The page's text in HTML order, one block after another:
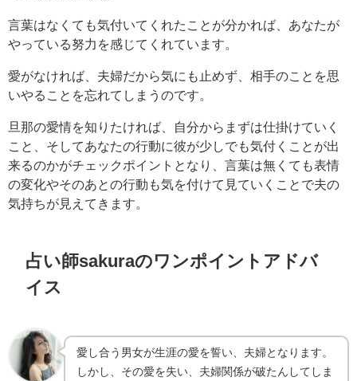
言葉はなくても気付いてくれたことが分かれば、あなたが
やっている努力を感じてくれています。
愛がなければ、夫婦だから気にも止めず、相手のことを思
いやることを忘れてしまうのです。
旦那の愛情を知りたければ、自分からまずは仕掛けていく
こと、そしてあなたの行動に彼が少しでも気付くことが出
来るのかがチェックポイントとなり、言葉は無くても表情
の変化やそのあとの行動も気を付けて見ていくことで夫の
気持ちが見えてきます。
占い師sakuraのワンポイントアドバ
イス
愛し合う男女が生涯の愛を誓い、夫婦となります。
しかし、その愛を失い、夫婦関係が破たんしてしま